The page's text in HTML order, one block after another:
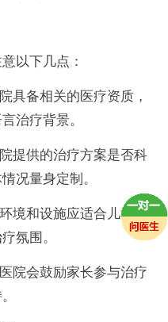
以下几点：
具备相关的医疗资质，
治疗背景。
提供的治疗方案是否科
况量身定制。
境和设施应适合儿童，
氛围。
院会鼓励家长参与治疗